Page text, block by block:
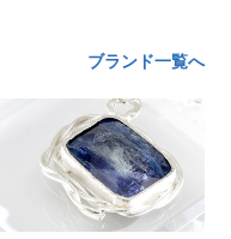
ブランド一覧へ